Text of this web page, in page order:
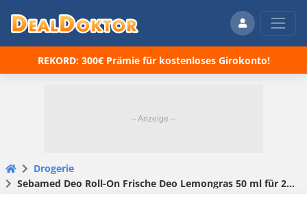
REKORD: 300€ Prämie für kostenloses Girokonto!
Drogerie
Sebamed Deo Roll-On Frische Deo Lemongras 50 ml für 2,55€ (statt 3,35€)